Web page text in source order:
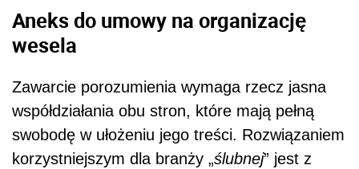
Aneks do umowy na organizację
wesela
Zawarcie porozumienia wymaga rzecz jasna
współdziałania obu stron, które mają pełną
swobodę w ułożeniu jego treści. Rozwiązaniem
korzystniejszym dla branży „ślubnej” jest z